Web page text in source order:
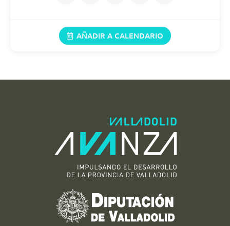
16/08/2026
11:00 (21:00)
20/08/2026
21/08/2026
AÑADIR A CALENDARIO